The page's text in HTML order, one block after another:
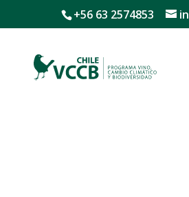
+56 63 2574853
Línea de